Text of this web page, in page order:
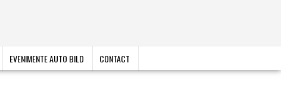
EVENIMENTE AUTO BILD CONTACT